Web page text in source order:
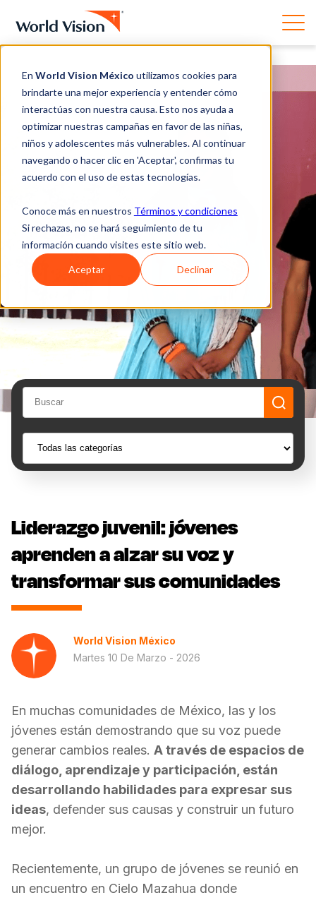
En World Vision México utilizamos cookies para
brindarte una mejor experiencia y entender cómo
interactúas con nuestra causa. Esto nos ayuda a
optimizar nuestras campañas en favor de las niñas,
niños y adolescentes más vulnerables. Al continuar
navegando o hacer clic en 'Aceptar', confirmas tu
acuerdo con el uso de estas tecnologías.
Conoce más en nuestros Términos y condiciones
Si rechazas, no se hará seguimiento de tu
información cuando visites este sitio web.
Aceptar Declinar
Liderazgo juvenil: jóvenes
aprenden a alzar su voz y
transformar sus comunidades
World Vision México
Martes 10 De Marzo - 2026
En muchas comunidades de México, las y los
jóvenes están demostrando que su voz puede
generar cambios reales. A través de espacios de
diálogo, aprendizaje y participación, están
desarrollando habilidades para expresar sus
ideas, defender sus causas y construir un futuro
mejor.
Recientemente, un grupo de jóvenes se reunió en
un encuentro en Cielo Mazahua donde